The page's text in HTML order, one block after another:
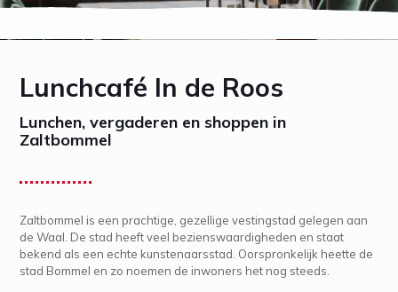
Lunchcafé In de Roos
Lunchen, vergaderen en shoppen in
Zaltbommel
Zaltbommel is een prachtige, gezellige vestingstad gelegen aan
de Waal. De stad heeft veel bezienswaardigheden en staat
bekend als een echte kunstenaarsstad. Oorspronkelijk heette de
stad Bommel en zo noemen de inwoners het nog steeds.